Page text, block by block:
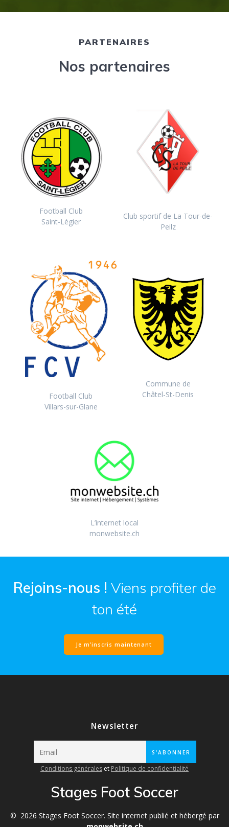
PARTENAIRES
Nos partenaires
Football Club
Saint-Légier
Club sportif de La Tour-de-
Peilz
Football Club
Villars-sur-Glane
Commune de
Châtel-St-Denis
L’internet local
monwebsite.ch
Rejoins-nous ! Viens profiter de
ton été
Je m’inscris maintenant
Newsletter
Conditions générales et Politique de confidentialité
Stages Foot Soccer
© 2026 Stages Foot Soccer. Site internet publié et hébergé par